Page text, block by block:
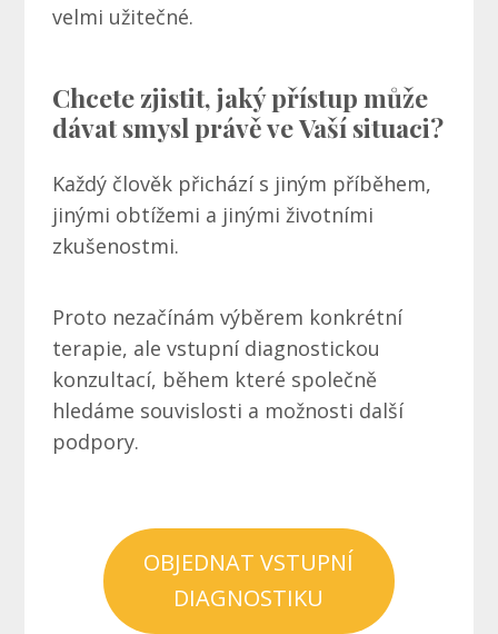
velmi užitečné.
Chcete zjistit, jaký přístup může
dávat smysl právě ve Vaší situaci?
Každý člověk přichází s jiným příběhem,
jinými obtížemi a jinými životními
zkušenostmi.
Proto nezačínám výběrem konkrétní
terapie, ale vstupní diagnostickou
konzultací, během které společně
hledáme souvislosti a možnosti další
podpory.
OBJEDNAT VSTUPNÍ
DIAGNOSTIKU